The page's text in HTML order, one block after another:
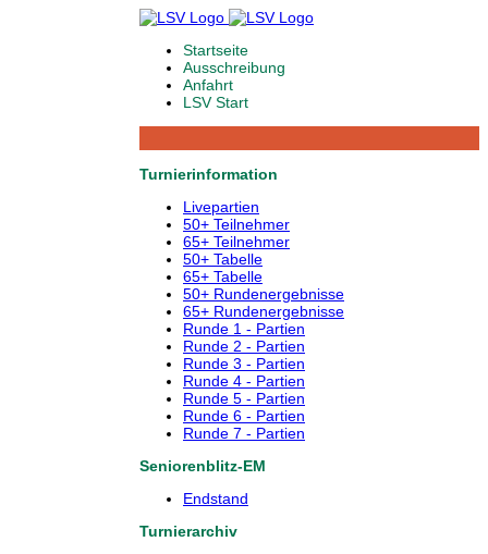
Startseite
Ausschreibung
Anfahrt
LSV Start
Turnierinformation
Livepartien
50+ Teilnehmer
65+ Teilnehmer
50+ Tabelle
65+ Tabelle
50+ Rundenergebnisse
65+ Rundenergebnisse
Runde 1 - Partien
Runde 2 - Partien
Runde 3 - Partien
Runde 4 - Partien
Runde 5 - Partien
Runde 6 - Partien
Runde 7 - Partien
Seniorenblitz-EM
Endstand
Turnierarchiv